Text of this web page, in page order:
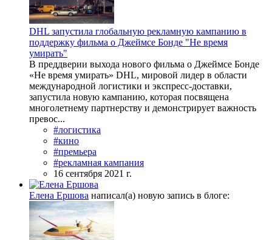
DHL запустила глобальную рекламную кампанию в
поддержку фильма о Джеймсе Бонде "Не время
умирать"
В преддверии выхода нового фильма о Джеймсе Бонде
«Не время умирать» DHL, мировой лидер в области
международной логистики и экспресс-доставки,
запустила новую кампанию, которая посвящена
многолетнему партнерству и демонстрирует важность
превос...
#логистика
#кино
#премьера
#рекламная кампания
16 сентября 2021 г.
Елена Ершова написал(а) новую запись в блоге: